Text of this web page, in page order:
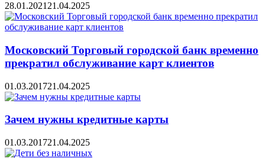
28.01.2021 21.04.2025
Московский Торговый городской банк временно
прекратил обслуживание карт клиентов
01.03.201721.04.2025
Зачем нужны кредитные карты
01.03.201721.04.2025